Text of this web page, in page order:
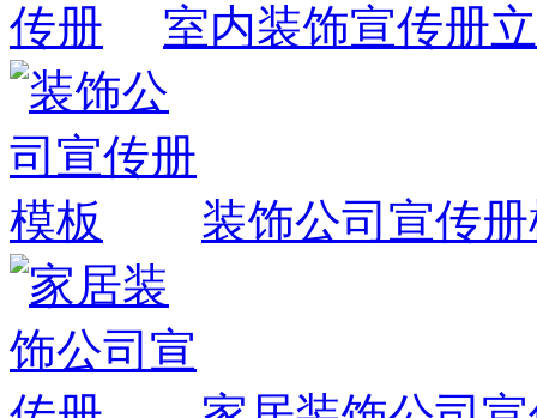
室内装饰宣传册
装饰公司宣传